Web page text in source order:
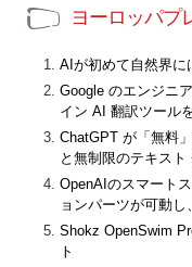
ヨーロッパプ
AIが初めて自然界に
Google のエンジニ
イン AI 翻訳ツール
ChatGPT が「無料
と無制限のテキス
OpenAIのスマート
ョンパーツが可動
Shokz OpenSwim
ト